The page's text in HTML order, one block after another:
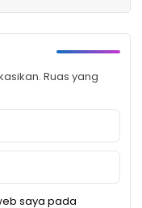
Ruas yang
saya pada